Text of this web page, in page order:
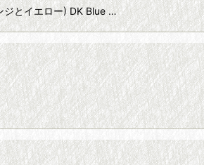
ジとイエロー) DK Blue …